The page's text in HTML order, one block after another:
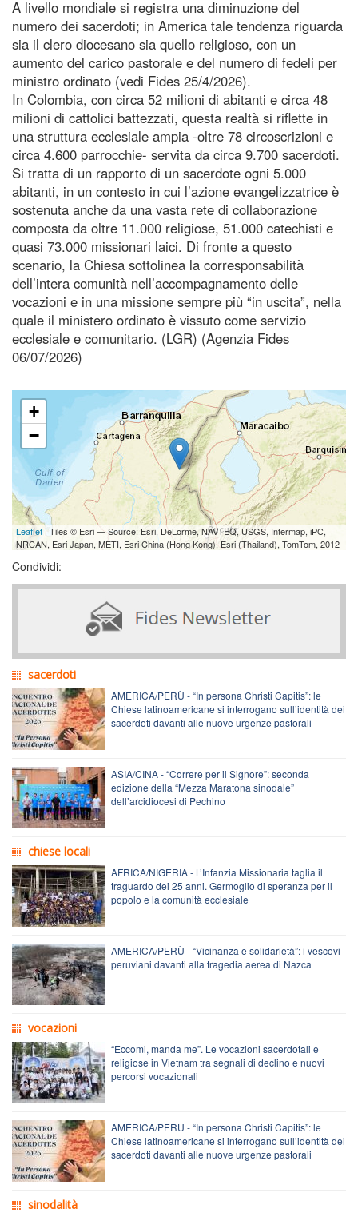
A livello mondiale si registra una diminuzione del
numero dei sacerdoti; in America tale tendenza riguarda
sia il clero diocesano sia quello religioso, con un
aumento del carico pastorale e del numero di fedeli per
ministro ordinato (vedi Fides 25/4/2026).
In Colombia, con circa 52 milioni di abitanti e circa 48
milioni di cattolici battezzati, questa realtà si riflette in
una struttura ecclesiale ampia -oltre 78 circoscrizioni e
circa 4.600 parrocchie- servita da circa 9.700 sacerdoti.
Si tratta di un rapporto di un sacerdote ogni 5.000
abitanti, in un contesto in cui l’azione evangelizzatrice è
sostenuta anche da una vasta rete di collaborazione
composta da oltre 11.000 religiose, 51.000 catechisti e
quasi 73.000 missionari laici. Di fronte a questo
scenario, la Chiesa sottolinea la corresponsabilità
dell’intera comunità nell’accompagnamento delle
vocazioni e in una missione sempre più “in uscita”, nella
quale il ministero ordinato è vissuto come servizio
ecclesiale e comunitario. (LGR) (Agenzia Fides
06/07/2026)
+
−
Leaflet | Tiles © Esri — Source: Esri, DeLorme, NAVTEQ, USGS, Intermap, iPC,
NRCAN, Esri Japan, METI, Esri China (Hong Kong), Esri (Thailand), TomTom, 2012
Condividi:
sacerdoti
AMERICA/PERÙ - “In persona Christi Capitis”: le
Chiese latinoamericane si interrogano sull’identità dei
sacerdoti davanti alle nuove urgenze pastorali
ASIA/CINA - “Correre per il Signore”: seconda
edizione della “Mezza Maratona sinodale”
dell’arcidiocesi di Pechino
chiese locali
AFRICA/NIGERIA - L’Infanzia Missionaria taglia il
traguardo dei 25 anni. Germoglio di speranza per il
popolo e la comunità ecclesiale
AMERICA/PERÙ - “Vicinanza e solidarietà”: i vescovi
peruviani davanti alla tragedia aerea di Nazca
vocazioni
“Eccomi, manda me”. Le vocazioni sacerdotali e
religiose in Vietnam tra segnali di declino e nuovi
percorsi vocazionali
AMERICA/PERÙ - “In persona Christi Capitis”: le
Chiese latinoamericane si interrogano sull’identità dei
sacerdoti davanti alle nuove urgenze pastorali
sinodalità